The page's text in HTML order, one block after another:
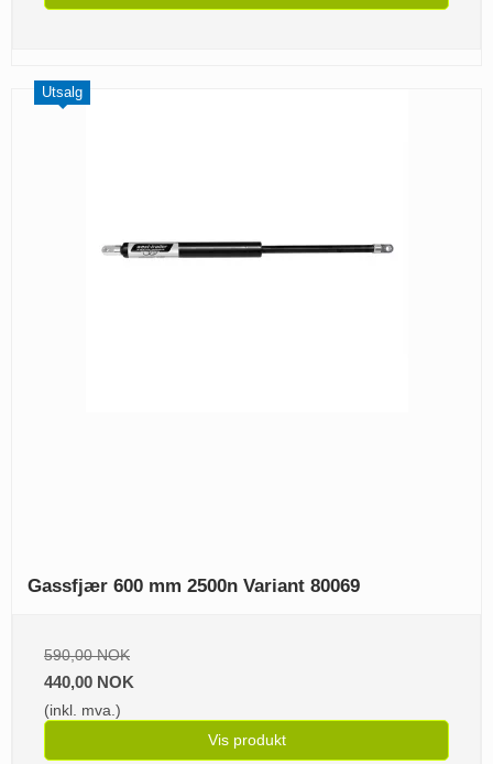
Utsalg
Gassfjær 600 mm 2500n Variant 80069
590,00 NOK
440,00 NOK
(inkl. mva.)
Vis produkt